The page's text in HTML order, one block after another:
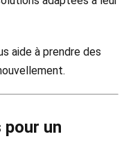
aide à prendre des
un